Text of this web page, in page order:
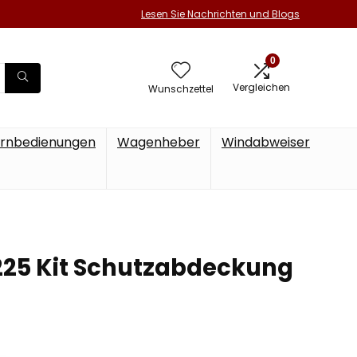
Lesen Sie Nachrichten und Blogs
Wunschzettel
0
Vergleichen
Wagenheber Windabweiser
Kit Schutzabdeckung